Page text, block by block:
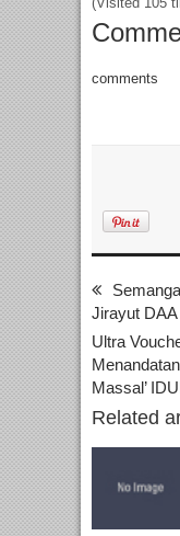
comments
Jirayut
Ultra
Massal’
Related